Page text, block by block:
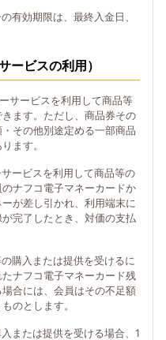
有効期限は、最終入金日、
ービスの利用）
サービスを利用して商品等
ます。ただし、商品券その
その他別途定める一部商品
ます。
ービスを利用して商品等の
ナフコ電子マネーカードか
が差し引かれ、利用端末に
完了したとき、対価の支払
購入または提供を受けるに
ナフコ電子マネーカード残
合には、会員はその不足額
のとします。
または提供を受ける場合、1